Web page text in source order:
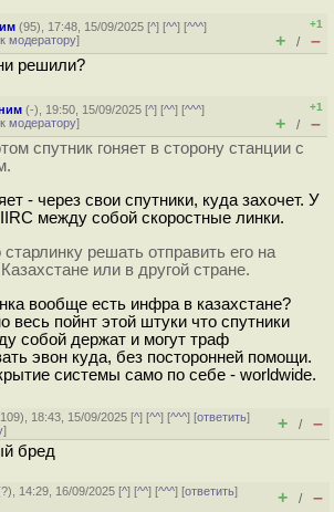
(95), 17:48, 15/09/2025 [^] [^^] [^^^]
к модератору]
+1
+ / –
решили?
(-), 19:50, 15/09/2025 [^] [^^] [^^^]
к модератору]
+1
+ / –
спутник гоняет в сторону станции с
- через свои спутники, куда захочет. У
между собой скоростные линки.
решать отправить его на
или в другой стране.
вообще есть инфра в казахстане?
весь пойнт этой штуки что спутники
собой держат и могут траф
эвон куда, без посторонней помощи.
системы само по себе - worldwide.
109), 18:43, 15/09/2025 [^] [^^] [^^^] [ответить]
] + / –
бред
?), 14:29, 16/09/2025 [^] [^^] [^^^] [ответить]
+ / –